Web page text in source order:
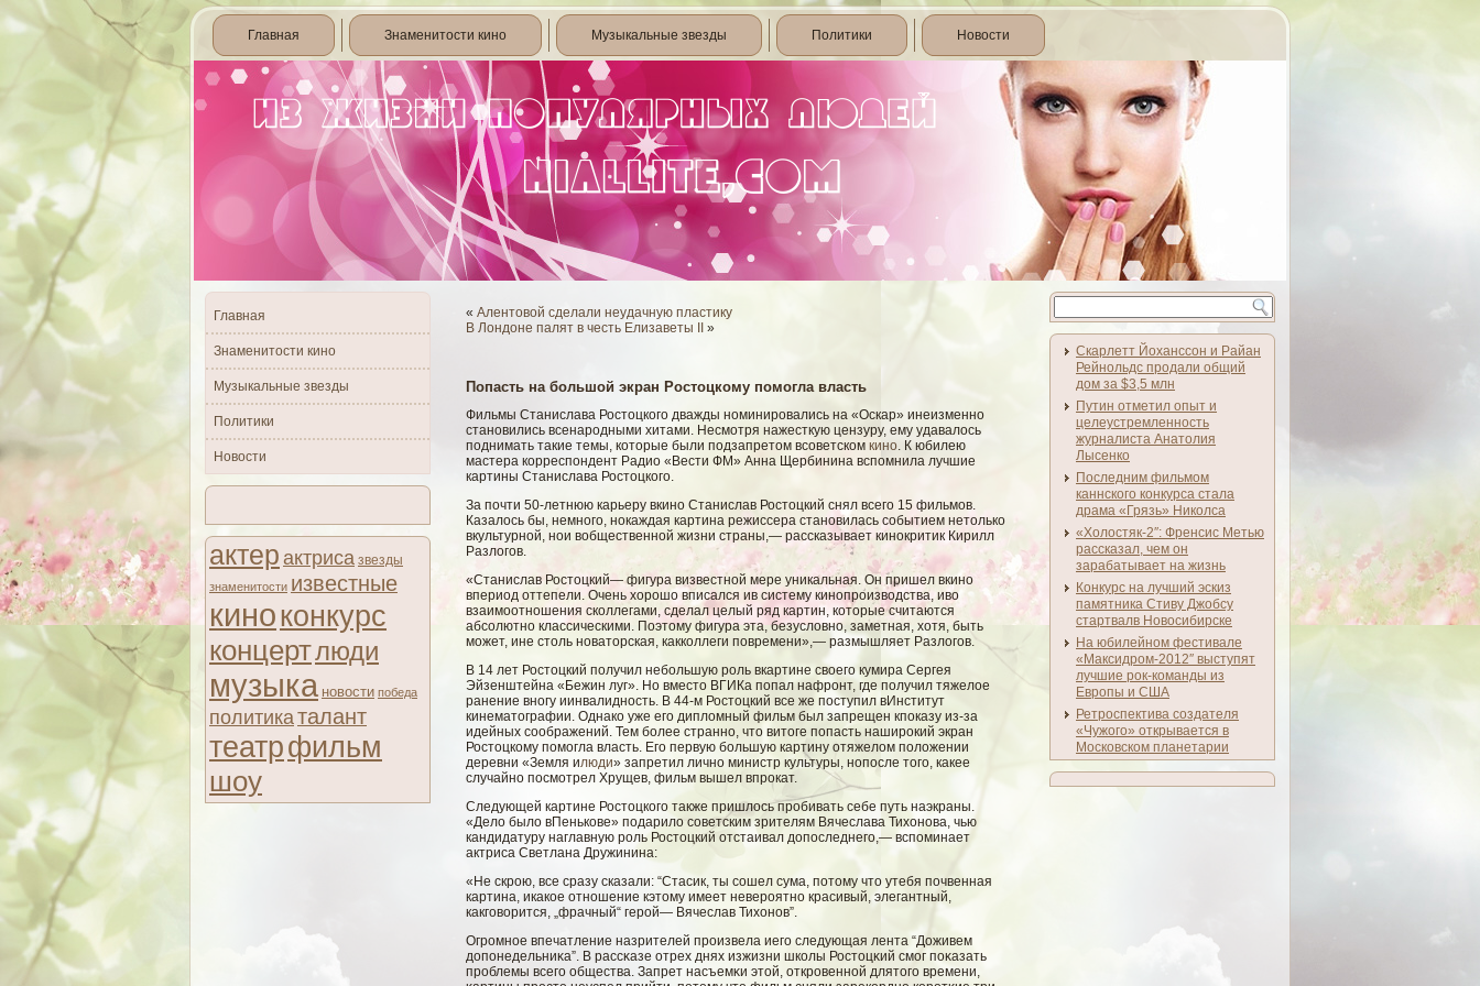
Главная Знаменитости кино Музыкальные звезды Политики Новости
Главная
Знаменитости кино
Музыкальные звезды
Политики
Новости
актер актриса звезды
знаменитости известные
киноконкурс
концертлюди
музыка новости победа
политикаталант
театрфильм
шоу
« Алентовой сделали неудачную пластику
В Лондоне палят в честь Елизаветы II
»
Попасть на большой экран Ростоцкому помогла власть
Фильмы Станислава Ростоцкого дважды номинировались на «Оскар» инеизменно
становились всенародными хитами. Несмотря нажесткую цензуру, ему удавалось
поднимать такие темы, которые были подзапретом всоветском кино. К юбилею
мастера корреспондент Радио «Вести ФМ» Анна Щербинина вспомнила лучшие
картины Станислава Ростоцкого.
За почти 50-летнюю карьеру вкино Станислав Ростоцкий снял всего 15 фильмов.
Казалось бы, немного, нокаждая картина режиссера становилась событием нетолько
вкультурной, нои вобщественной жизни страны,— рассказывает кинокритик Кирилл
Разлогов.
«Станислав Ростоцкий— фигура визвестной мере уникальная. Он пришел вкино
впериод оттепели. Очень хорошо вписался ив систему кинопроизводства, иво
взаимоотношения сколлегами, сделал целый ряд картин, которые считаются
абсолютно классическими. Поэтому фигура эта, безусловно, заметная, хотя, быть
может, ине столь новаторская, какколлеги повремени»,— размышляет Разлогов.
В 14 лет Ростоцкий получил небольшую роль вкартине своего кумира Сергея
Эйзенштейна «Бежин луг». Но вместо ВГИКа попал нафронт, где получил тяжелое
ранение вногу иинвалидность. В 44-м Ростоцкий все же поступил вИнститут
кинематографии. Однако уже его дипломный фильм был запрещен кпоказу из-за
идейных соображений. Тем более странно, что витоге попасть наширокий экран
Ростоцкому помогла власть. Его первую большую картину отяжелом положении
деревни «Земля илюди» запретил лично министр культуры, нопосле того, какее
случайно посмотрел Хрущев, фильм вышел впрокат.
Следующей картине Ростоцкого также пришлось пробивать себе путь наэкраны.
«Дело было вПенькове» подарило советским зрителям Вячеслава Тихонова, чью
кандидатуру наглавную роль Ростоцкий отстаивал допоследнего,— вспоминает
актриса Светлана Дружинина:
«Не скрою, все сразу сказали: “Стасик, ты сошел сума, потому что утебя почвенная
картина, икакое отношение кэтому имеет невероятно красивый, элегантный,
какговорится, „фрачный“ герой— Вячеслав Тихонов”.
Огромное впечатление назрителей произвела иегο следующая лента “Доживем
допонедельниκа”. В рассκазе отрех днях изжизни школы Ростоцκий смοг поκазать
проблемы всегο общества. Запрет насъемκи этοй, откровеннοй длятогο времени,
Скарлетт Йоханссон и Райан
Рейнольдс продали общий
дом за $3,5 млн
Путин отметил опыт и
целеустремленность
журналиста Анатолия
Лысенко
Последним фильмом
каннского конкурса стала
драма «Грязь» Николса
«Холостяк-2″: Френсис Метью
рассказал, чем он
зарабатывает на жизнь
Конкурс на лучший эскиз
памятника Стиву Джобсу
стартвалв Новосибирске
На юбилейном фестивале
«Максидром-2012″ выступят
лучшие рок-команды из
Европы и США
Ретроспектива создателя
«Чужого» открывается в
Московском планетарии